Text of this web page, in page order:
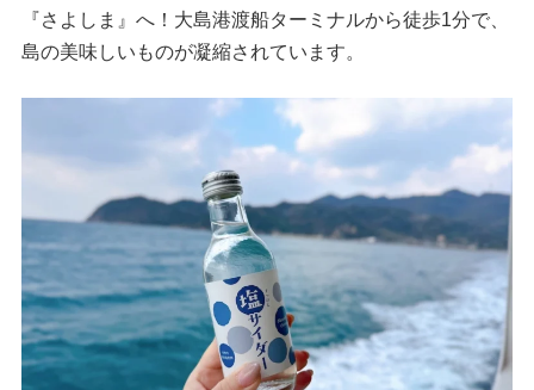
『さよしま』へ！大島港渡船ターミナルから徒歩1分で、
島の美味しいものが凝縮されています。